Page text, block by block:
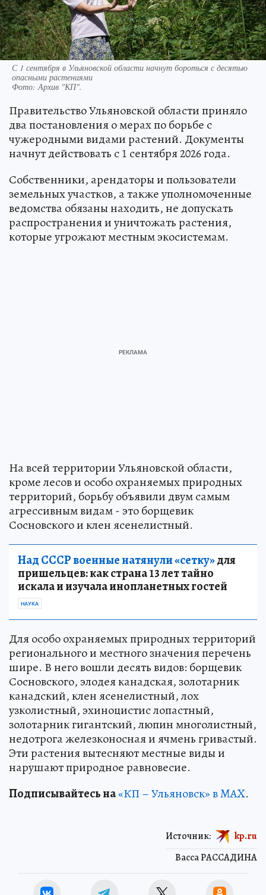
С 1 сентября в Ульяновской области начнут бороться с десятью
опасными растениями
Фото:Архив "КП".
Правительство Ульяновской области приняло
два постановления о мерах по борьбе с
чужеродными видами растений. Документы
начнут действовать с 1 сентября 2026 года.
Собственники, арендаторы и пользователи
земельных участков, а также уполномоченные
ведомства обязаны находить, не допускать
распространения и уничтожать растения,
которые угрожают местным экосистемам.
На всей территории Ульяновской области,
кроме лесов и особо охраняемых природных
территорий, борьбу объявили двум самым
агрессивным видам - это борщевик
Сосновского и клен ясенелистный.
Над СССР военные натянули «сетку»для
пришельцев: как страна 13 лет тайно
искала и изучала инопланетных гостей
НАУКА
Для особо охраняемых природных территорий
регионального и местного значения перечень
шире. В него вошли десять видов: борщевик
Сосновского, элодея канадская, золотарник
канадский, клен ясенелистный, лох
узколистный, эхиноцистис лопастный,
золотарник гигантский, люпин многолистный,
недотрога железконосная и ячмень гривастый.
Эти растения вытесняют местные виды и
нарушают природное равновесие.
Подписывайтесь на«КП – Ульяновск» в MAX.
Васса РАССАДИНА
Источник: kp.ru